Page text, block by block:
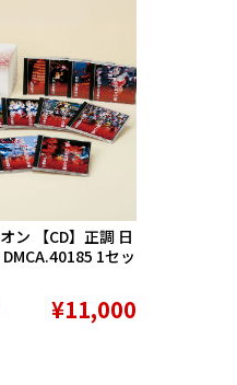
ン 【CD】正調 日
1セッ
¥11,000